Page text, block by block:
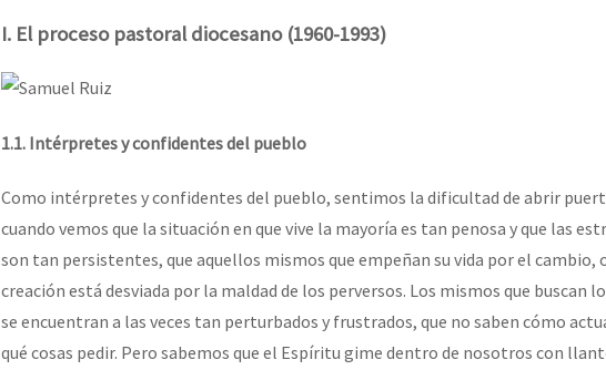
I. El proceso pastoral diocesano (1960-1993)
1.1. Intérpretes y confidentes del pueblo
Como intérpretes y confidentes del pueblo, sentimos la dificultad de abrir
cuando vemos que la situación en que vive la mayoría es tan penosa y que las
son tan persistentes, que aquellos mismos que empeñan su vida por el cambio,
creación está desviada por la maldad de los perversos. Los mismos que buscan
se encuentran a las veces tan perturbados y frustrados, que no saben cómo
qué cosas pedir. Pero sabemos que el Espíritu gime dentro de nosotros con